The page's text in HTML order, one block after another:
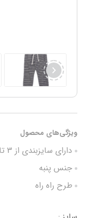
ویژگی‌های محصول
دارای سایزبندی از 3 تا 7 سال
جنس پنبه
طرح راه راه